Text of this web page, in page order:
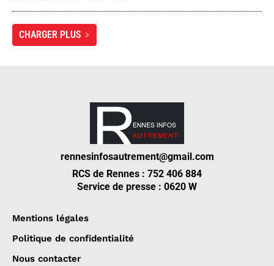
CHARGER PLUS
rennesinfosautrement@gmail.com
RCS de Rennes : 752 406 884
Service de presse : 0620 W
Mentions légales
Politique de confidentialité
Nous contacter